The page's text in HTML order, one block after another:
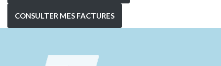
CONSULTER MES FACTURES